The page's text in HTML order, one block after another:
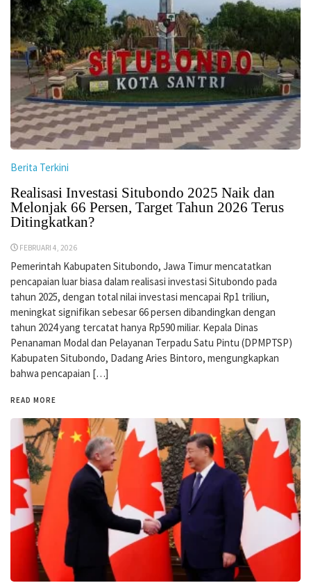
Berita Terkini
Realisasi Investasi Situbondo 2025 Naik dan
Melonjak 66 Persen, Target Tahun 2026 Terus
Ditingkatkan?
FEBRUARI 4, 2026
Pemerintah Kabupaten Situbondo, Jawa Timur mencatatkan
pencapaian luar biasa dalam realisasi investasi Situbondo pada
tahun 2025, dengan total nilai investasi mencapai Rp1 triliun,
meningkat signifikan sebesar 66 persen dibandingkan dengan
tahun 2024 yang tercatat hanya Rp590 miliar. Kepala Dinas
Penanaman Modal dan Pelayanan Terpadu Satu Pintu (DPMPTSP)
Kabupaten Situbondo, Dadang Aries Bintoro, mengungkapkan
bahwa pencapaian […]
READ MORE